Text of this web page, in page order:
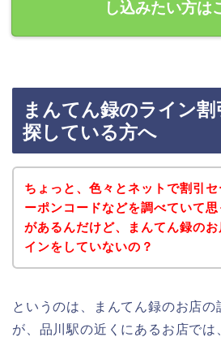
し込みたい方は
まんてん録のライン
探している方へ
ちょっと、色々とネットで割引セ
ーポンコードなどを調べていて思
があるんだけど、まんてん録のお
インをしていないの？
というのは、まんてん録のお店の
が、品川駅の近くにあるお店では